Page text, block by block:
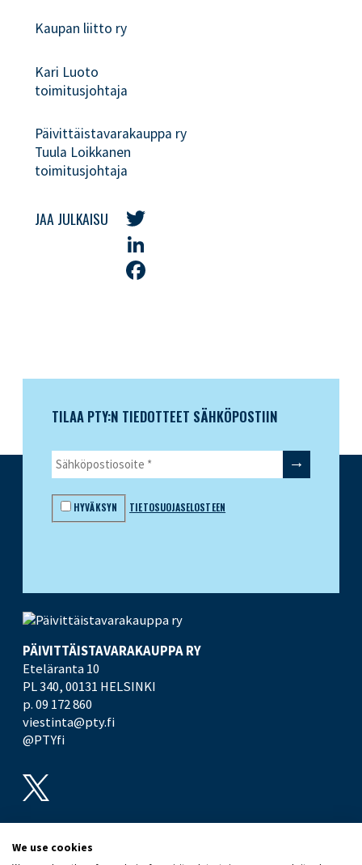
Kaupan liitto ry
Kari Luoto
toimitusjohtaja
Päivittäistavarakauppa ry
Tuula Loikkanen
toimitusjohtaja
JAA JULKAISU
Twitter
LinkedIn
TILAA PTY:N TIEDOTTEET SÄHKÖPOSTIIN
HYVÄKSYN TIETOSUOJASELOSTEEN
PÄIVITTÄISTAVARA­KAUPPA RY
Eteläranta 10
PL 340,00131 HELSINKI
p. 09 172 860
viestinta@pty.fi
@PTYfi
We use cookies